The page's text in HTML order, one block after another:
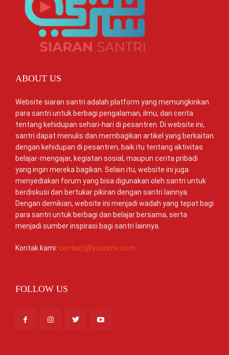
ABOUT US
Website siaran santri adalah platform yang memungkinkan
para santri untuk berbagi pengalaman, ilmu, dan cerita
tentang kehidupan sehari-hari di pesantren. Di website ini,
santri dapat menulis dan membagikan artikel yang berkaitan
dengan kehidupan di pesantren, baik itu tentang aktivitas
belajar-mengajar, kegiatan sosial, maupun cerita pribadi
yang ingin mereka bagikan. Selain itu, website ini juga
menyediakan forum yang bisa digunakan oleh santri untuk
berdiskusi dan bertukar pikiran dengan santri lainnya.
Dengan demikian, website ini menjadi wadah yang tepat bagi
para santri untuk berbagi dan belajar bersama, serta
menjadi sumber inspirasi bagi santri lainnya.
Kontak kami: contact@yoursite.com
FOLLOW US